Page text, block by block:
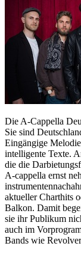
Die A-Cappella
Sie sind
Eingängige
intelligente Texte.
die die
A-cappella ernst
aktueller Charthits
Balkon. Damit
sie ihr Publikum
auch im
Bands wie